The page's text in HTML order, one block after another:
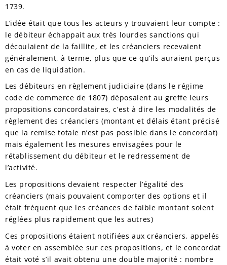
1739.
L’idée était que tous les acteurs y trouvaient leur compte :
le débiteur échappait aux très lourdes sanctions qui
découlaient de la faillite, et les créanciers recevaient
généralement, à terme, plus que ce qu’ils auraient perçus
en cas de liquidation.
Les débiteurs en règlement judiciaire (dans le régime
code de commerce de 1807) déposaient au greffe leurs
propositions concordataires, c’est à dire les modalités de
règlement des créanciers (montant et délais étant précisé
que la remise totale n’est pas possible dans le concordat)
mais également les mesures envisagées pour le
rétablissement du débiteur et le redressement de
l’activité.
Les propositions devaient respecter l’égalité des
créanciers (mais pouvaient comporter des options et il
était fréquent que les créances de faible montant soient
réglées plus rapidement que les autres)
Ces propositions étaient notifiées aux créanciers, appelés
à voter en assemblée sur ces propositions, et le concordat
était voté s’il avait obtenu une double majorité : nombre